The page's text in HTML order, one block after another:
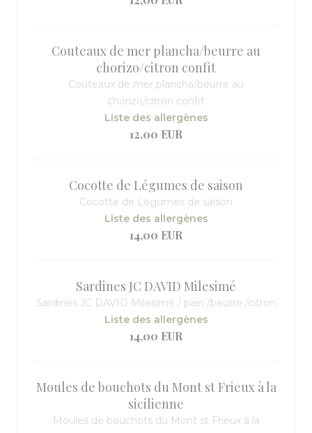
Couteaux de mer plancha/beurre au
chorizo/citron confit
Couteaux de mer plancha/beurre au
chorizo/citron confit
Liste des allergènes
12,00 EUR
Cocotte de Légumes de saison
Cocotte de Légumes de saison
Liste des allergènes
14,00 EUR
Sardines JC DAVID Milesimé
Sardines JC DAVID Milesimé / pain /beurre /citron
Liste des allergènes
14,00 EUR
Moules de bouchots du Mont st Frieux à la
sicilienne
Moules de bouchots du Mont st Frieux à la